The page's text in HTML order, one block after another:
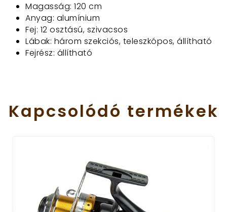
Magasság: 120 cm
Anyag: alumínium
Fej: 12 osztású, szivacsos
Lábak: három szekciós, teleszkópos, állítható
Fejrész: állítható
Kapcsolódó termékek